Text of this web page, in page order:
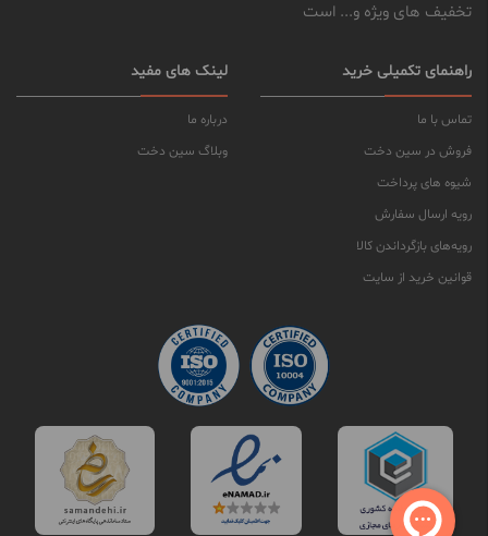
تخفیف های ویژه و... است
راهنمای تکمیلی خرید
تماس با ما
فروش در سین دخت
شیوه های پرداخت
رویه ارسال سفارش
رویه‌های بازگرداندن کالا
قوانین خرید از سایت
لینک های مفید
درباره ما
وبلاگ سین دخت